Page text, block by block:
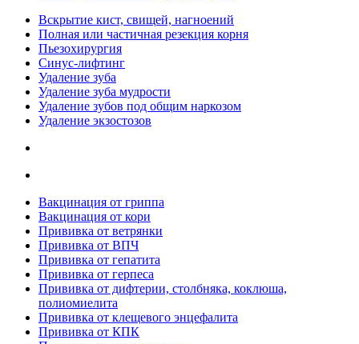
Вскрытие кист, свищей, нагноений
Полная или частичная резекция корня
Пьезохирургия
Синус-лифтинг
Удаление зуба
Удаление зуба мудрости
Удаление зубов под общим наркозом
Удаление экзостозов
Вакцинация от гриппа
Вакцинация от кори
Прививка от ветрянки
Прививка от ВПЧ
Прививка от гепатита
Прививка от герпеса
Прививка от дифтерии, столбняка, коклюша,
полиомиелита
Прививка от клещевого энцефалита
Прививка от КПК